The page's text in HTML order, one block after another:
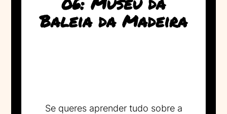
Baleia da Madeira
Se queres aprender tudo sobre a